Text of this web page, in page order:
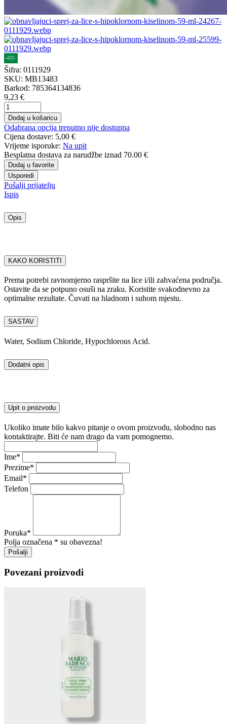
Šifra: 0111929
SKU: MB13483
Barkod: 785364134836
9,23 €
Dodaj u košaricu
Odabrana opcija trenutno nije dostupna
Cijena dostave: 5,00 €
Vrijeme isporuke: Na upit
Besplatna dostava za narudžbe iznad 70.00 €
Dodaj u favorite
Usporedi
Pošalji prijatelju
Ispis
Opis
KAKO KORISTITI
Prema potrebi ravnomjerno raspršite na lice i/ili zahvaćena područja.
Ostavite da se potpuno osuši na zraku. Koristite svakodnevno za
optimalne rezultate. Čuvati na hladnom i suhom mjestu.
SASTAV
Water, Sodium Chloride, Hypochlorous Acid.
Dodatni opis
Upit o proizvodu
Ukoliko imate bilo kakvo pitanje o ovom proizvodu, slobodno nas
kontaktirajte. Biti će nam drago da vam pomognemo.
Ime*
Prezime*
Email*
Telefon
Poruka*
Polja označena * su obavezna!
Pošalji
Povezani proizvodi